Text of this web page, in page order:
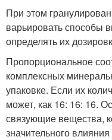
При этом
варьировать способы
определять их
Пропорциональное
комплексных
упаковке. Если их
может, как 16: 16: 16.
связующие вещества,
значительного